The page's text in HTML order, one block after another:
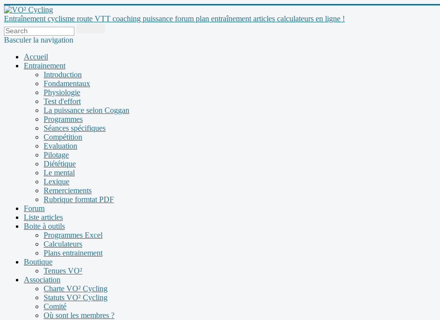
Entraînement cyclisme route VTT coaching puissance forum plan entraînement articles calculateurs en ligne !
Basculer la navigation
Accueil
Entrainement
Introduction
Fondamentaux
Physiologie
Test d'effort
La puissance selon Coggan
Programmes
Séances spécifiques
Compétition
Evaluation
Pilotage
Diététique
Le mental
Lexique
Remerciements
Rubrique formtat PDF
Forum
Liste articles
Boite à outils
Programmes Excel
Calculateurs
Plans entrainement
Boutique
Tenues VO²
Association
Charte VO² Cycling
Statuts VO² Cycling
Comité
Où sont les membres ?